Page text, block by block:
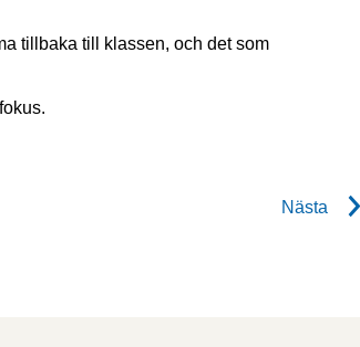
tillbaka till klassen, och det som
Nästa